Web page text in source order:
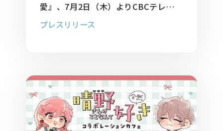
愛』、7月2日（木）よりCBCテレビほ
かにて実写ドラマ化決定！
プレスリリース